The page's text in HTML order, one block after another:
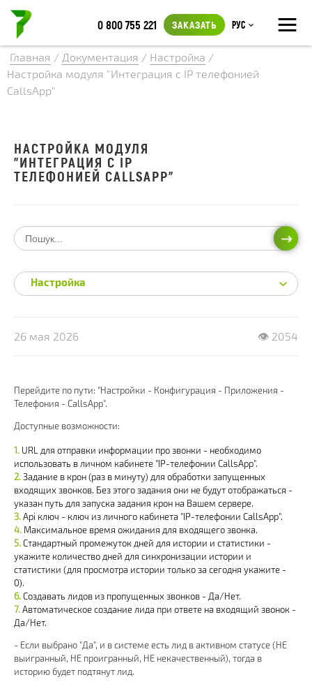
≡
0 800 755 221 ЗАКАЗАТЬ Рус
Главная / Документация / Настройка /
Настройка модуля "Интеграция с IP телефонией
CallsApp"
26 мая 2026 👁 2054
Перейдите по пути: "Настройки - Конфигурация - Приложения -
Телефония - CallsApp".
Доступные возможности:
URL для отправки информации про звонки - необходимо
использовать в личном кабинете "IP-телефонии CallsApp".
Задание в крон (раз в минуту) для обработки запущенных
входящих звонков. Без этого задания они не будут отображаться -
указан путь для запуска задания крон на Вашем сервере.
Api ключ - ключ из личного кабинета "IP-телефонии CallsApp".
Максимальное время ожидания для входящего звонка.
Стандартный промежуток дней для истории и статистики -
укажите количество дней для синхронизации истории и
статистики (для просмотра истории только за сегодня укажите -
0).
Создавать лидов из пропущенных звонков - Да/Нет.
Автоматическое создание лида при ответе на входящий звонок -
Да/Нет.
- Если выбрано "Да", и в системе есть лид в активном статусе (НЕ
выигранный, НЕ проигранный, НЕ некачественный), тогда в
историю будет подтянут лид.
НАСТРОЙКА МОДУЛЯ
"ИНТЕГРАЦИЯ С IP
ТЕЛЕФОНИЕЙ CALLSAPP"
Настройка